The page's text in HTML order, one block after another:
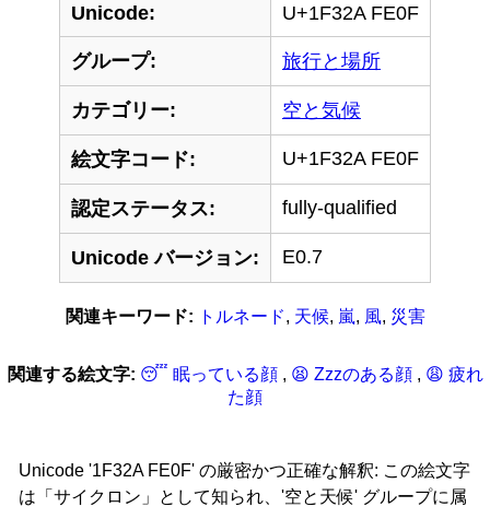
Unicode: U+1F32A FE0F
グループ: 旅行と場所
カテゴリー: 空と気候
絵文字コード: U+1F32A FE0F
認定ステータス: fully-qualified
Unicode バージョン: E0.7
関連キーワード: トルネード, 天候, 嵐, 風, 災害
関連する絵文字: 😴 眠っている顔 , 😫 Zzzのある顔 , 😩 疲れ
た顔
Unicode '1F32A FE0F' の厳密かつ正確な解釈: この絵文字
は「サイクロン」として知られ、'空と天候' グループに属